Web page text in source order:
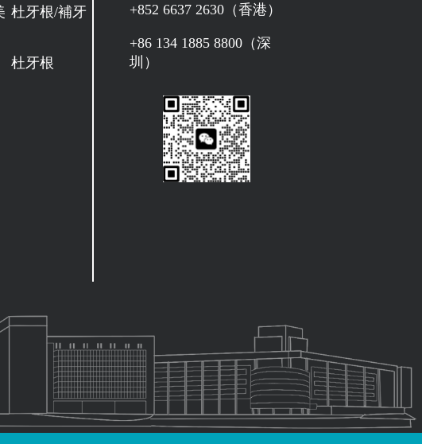
杜牙根/補牙
杜牙根
+852 6637 2630（香港）
+86 134 1885 8800（深
圳）